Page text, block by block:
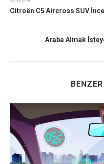
Citroën C5 Aircross SUV
Araba Almak